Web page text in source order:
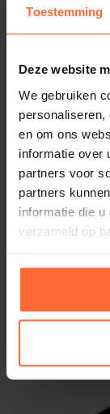
Toestemming
Deze website
We gebruiken
en om ons
informatie over
partners voor
partners
informatie die
verzameld op
Batterij